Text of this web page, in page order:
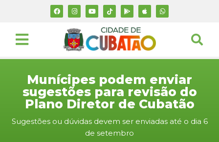
Munícipes podem enviar
sugestões para revisão do
Plano Diretor de Cubatão
Sugestões ou dúvidas devem ser enviadas até o dia 6
de setembro